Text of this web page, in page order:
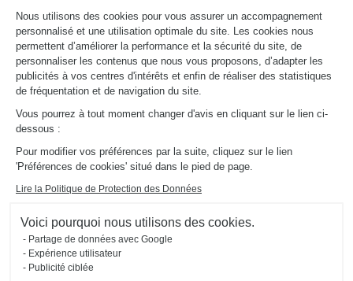
Nous utilisons des cookies pour vous assurer un accompagnement
personnalisé et une utilisation optimale du site. Les cookies nous
permettent d’améliorer la performance et la sécurité du site, de
personnaliser les contenus que nous vous proposons, d’adapter les
publicités à vos centres d'intérêts et enfin de réaliser des statistiques
de fréquentation et de navigation du site.
Vous pourrez à tout moment changer d'avis en cliquant sur le lien ci-
dessous :
Pour modifier vos préférences par la suite, cliquez sur le lien
'Préférences de cookies' situé dans le pied de page.
Lire la Politique de Protection des Données
Voici pourquoi nous utilisons des cookies.
Partage de données avec Google
Expérience utilisateur
Publicité ciblée
À PROPOS
Actualités du groupe
Nous rejoindre
Ouvrir un magasin
Schmidt dans le monde
2026 © SCHMIDT Groupe
Politique d'utilisation des cookies
Politique de confidentialité
Plan du site